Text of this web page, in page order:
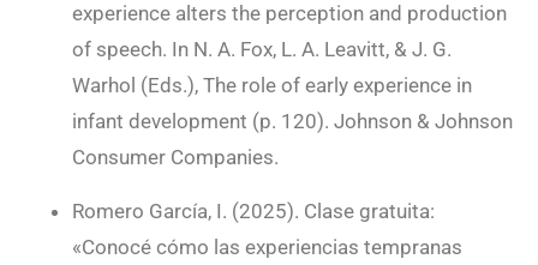
experience alters the perception and production
of speech. In N. A. Fox, L. A. Leavitt, & J. G.
Warhol (Eds.), The role of early experience in
infant development (p. 120). Johnson & Johnson
Consumer Companies.
Romero García, I. (2025). Clase gratuita:
«Conocé cómo las experiencias tempranas